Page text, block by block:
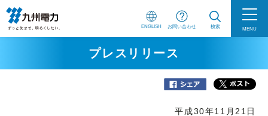
ENGLISH お問い合わせ 検索 MENU
プレスリリース
平成30年11月21日